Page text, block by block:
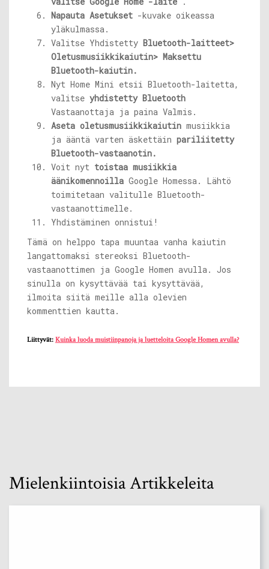
Napauta Asetukset -kuvake oikeassa
yläkulmassa.
Valitse Yhdistetty Bluetooth-laitteet>
Oletusmusiikkikaiutin> Maksettu
Bluetooth-kaiutin.
Nyt Home Mini etsii Bluetooth-laitetta,
valitse yhdistetty Bluetooth
Vastaanottaja ja paina Valmis.
Aseta oletusmusiikkikaiutin musiikkia
ja ääntä varten äskettäin pariliitetty
Bluetooth-vastaanotin.
Voit nyt toistaa musiikkia
äänikomennoilla Google Homessa. Lähtö
toimitetaan valitulle Bluetooth-
vastaanottimelle.
Yhdistäminen onnistui!
Tämä on helppo tapa muuntaa vanha kaiutin
langattomaksi stereoksi Bluetooth-
vastaanottimen ja Google Homen avulla. Jos
sinulla on kysyttävää tai kysyttävää,
ilmoita siitä meille alla olevien
kommenttien kautta.
Liittyvät: Kuinka luoda muistiinpanoja ja luetteloita Google Homen avulla?
Mielenkiintoisia Artikkeleita